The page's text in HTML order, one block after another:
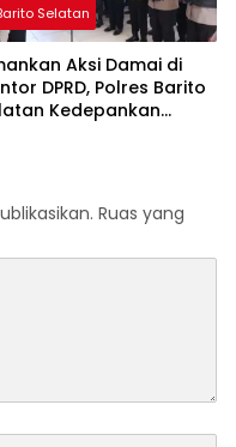
Selatan
Aksi Damai di
DPRD, Polres Barito
Kedepankan
Ruas yang